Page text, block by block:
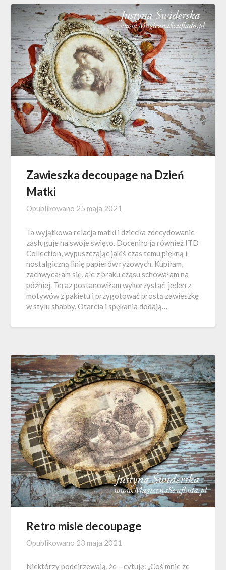
Zawieszka decoupage na Dzień
Matki
Opublikowano 25 maja 2021
Ta wyjątkowa relacja matki i dziecka zdecydowanie
zasługuje na swoje święto. Doceniło ją również ITD
Collection, wypuszczając jakiś czas temu piękną i
nostalgiczną linię papierów ryżowych. Kupiłam,
zachwycałam się, ale z braku czasu schowałam na
później. Teraz postanowiłam wykorzystać jeden z
motywów z pakietu i przygotować prostą zawieszkę
w stylu shabby. Otarcia i spękania dodają…
Retro misie decoupage
Opublikowano 23 maja 2021
Niektórzy podejrzewają, że – cytuję: „Coś mnie ze